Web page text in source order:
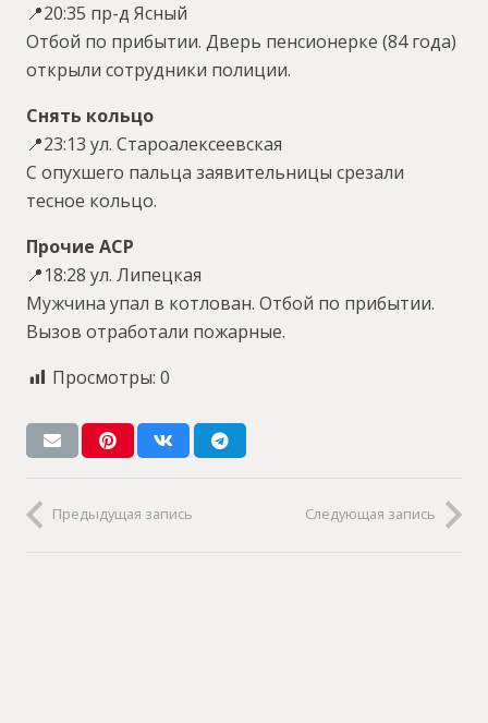
📍20:35 пр-д Ясный
Отбой по прибытии. Дверь пенсионерке (84 года)
открыли сотрудники полиции.
Снять кольцо
📍23:13 ул. Староалексеевская
С опухшего пальца заявительницы срезали
тесное кольцо.
Прочие АСР
📍18:28 ул. Липецкая
Мужчина упал в котлован. Отбой по прибытии.
Вызов отработали пожарные.
Просмотры: 0
Предыдущая запись Следующая запись